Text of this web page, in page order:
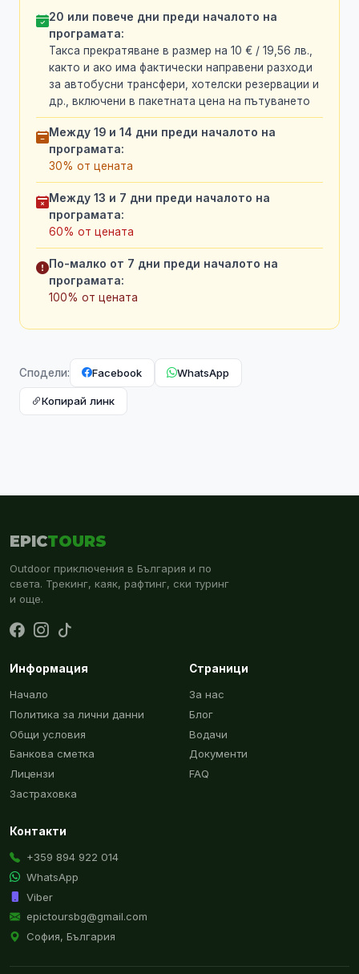
20 или повече дни преди началото на
програмата:
Такса прекратяване в размер на 10 € / 19,56 лв.,
както и ако има фактически направени разходи
за автобусни трансфери, хотелски резервации и
др., включени в пакетната цена на пътуването
Между 19 и 14 дни преди началото на
програмата:
30% от цената
Между 13 и 7 дни преди началото на
програмата:
60% от цената
По-малко от 7 дни преди началото на
програмата:
100% от цената
Сподели: Facebook WhatsApp
Копирай линк
EPICTOURS
Outdoor приключения в България и по
света. Трекинг, каяк, рафтинг, ски туринг
и още.
Информация
Начало
Политика за лични данни
Общи условия
Банкова сметка
Лицензи
Застраховка
Страници
За нас
Блог
Водачи
Документи
FAQ
Контакти
+359 894 922 014
WhatsApp
Viber
epictoursbg@gmail.com
София, България